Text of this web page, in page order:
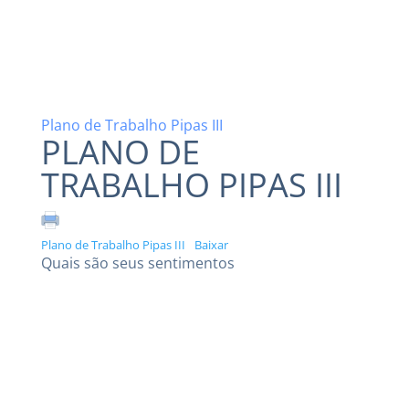
Plano de Trabalho Pipas III
PLANO DE
TRABALHO PIPAS III
Plano de Trabalho Pipas III Baixar
Quais são seus sentimentos